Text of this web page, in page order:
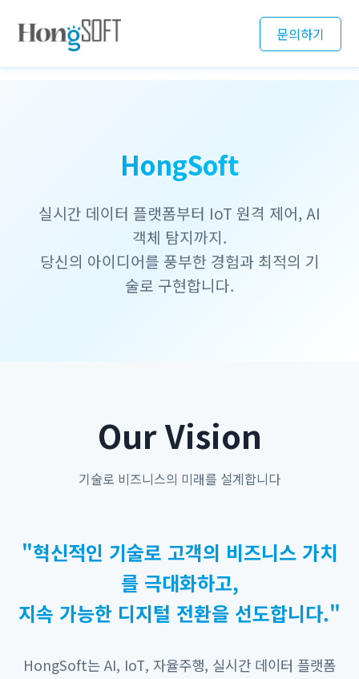
문의하기
HongSoft
실시간 데이터 플랫폼부터 IoT 원격 제어, AI
객체 탐지까지.
당신의 아이디어를 풍부한 경험과 최적의 기
술로 구현합니다.
Our Vision
기술로 비즈니스의 미래를 설계합니다
"혁신적인 기술로 고객의 비즈니스 가치
를 극대화하고,
지속 가능한 디지털 전환을 선도합니다."
HongSoft는 AI, IoT, 자율주행, 실시간 데이터 플랫폼